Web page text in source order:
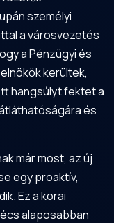
személyi
a városvezetés
a Pénzügyi és
kerültek,
hangsúlyt fektet a
és
már most, az új
egy proaktív,
Ez a korai
alaposabban